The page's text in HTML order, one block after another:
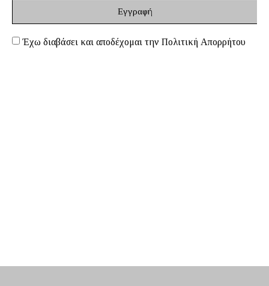
Έχω διαβάσει και αποδέχομαι την Πολιτική Απορρήτου
Εγγραφή